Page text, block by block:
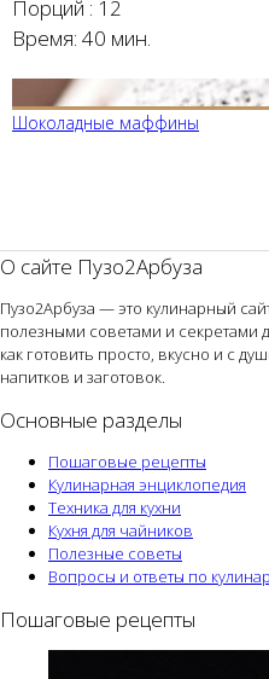
Порций : 12
Время: 40 мин.
Шоколадные маффины
О сайте Пузо2Арбуза
Пузо2Арбуза — это кулинарный
полезными советами и секретами
как готовить просто, вкусно и с
напитков и заготовок.
Основные разделы
Пошаговые рецепты
Кулинарная энциклопедия
Техника для кухни
Кухня для чайников
Полезные советы
Вопросы и ответы по
Пошаговые рецепты